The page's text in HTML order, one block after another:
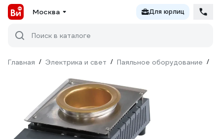
Москва Для юрлиц
Поиск в каталоге
Главная / Электрика и свет / Паяльное оборудование /